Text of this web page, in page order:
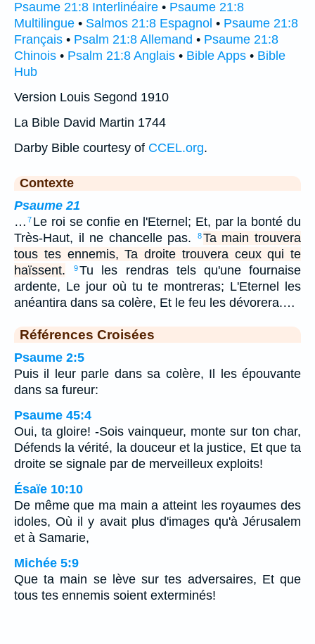
Psaume 21:8 Interlinéaire • Psaume 21:8
Multilingue • Salmos 21:8 Espagnol • Psaume 21:8
Français • Psalm 21:8 Allemand • Psaume 21:8
Chinois • Psalm 21:8 Anglais • Bible Apps • Bible
Hub
Version Louis Segond 1910
La Bible David Martin 1744
Darby Bible courtesy of CCEL.org.
Contexte
Psaume 21
… 7 Le roi se confie en l'Eternel; Et, par la bonté du
Très-Haut, il ne chancelle pas.
8Ta main trouvera
tous tes ennemis, Ta droite trouvera ceux qui te
haïssent.
9Tu les rendras tels qu'une fournaise
ardente, Le jour où tu te montreras; L'Eternel les
anéantira dans sa colère, Et le feu les dévorera.…
Références Croisées
Psaume 2:5
Puis il leur parle dans sa colère, Il les épouvante
dans sa fureur:
Psaume 45:4
Oui, ta gloire! -Sois vainqueur, monte sur ton char,
Défends la vérité, la douceur et la justice, Et que ta
droite se signale par de merveilleux exploits!
Ésaïe 10:10
De même que ma main a atteint les royaumes des
idoles, Où il y avait plus d'images qu'à Jérusalem
et à Samarie,
Michée 5:9
Que ta main se lève sur tes adversaires, Et que
tous tes ennemis soient exterminés!